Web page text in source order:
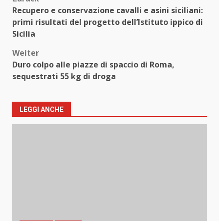
Recupero e conservazione cavalli e asini siciliani:
primi risultati del progetto dell’Istituto ippico di
Sicilia
Weiter
Duro colpo alle piazze di spaccio di Roma,
sequestrati 55 kg di droga
LEGGI ANCHE